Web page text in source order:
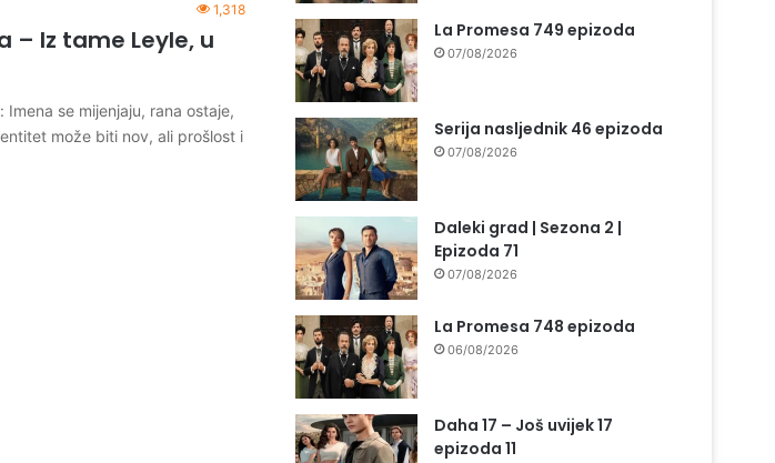
1,318
– Iz tame Leyle, u
Imena se mijenjaju, rana ostaje,
može biti nov, ali prošlost i
La Promesa 749 epizoda
07/08/2026
Serija nasljednik 46 epizoda
07/08/2026
Daleki grad | Sezona 2 |
Epizoda 71
07/08/2026
La Promesa 748 epizoda
06/08/2026
Daha 17 – Još uvijek 17
epizoda 11